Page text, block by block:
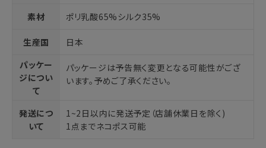
素材 ポリ乳酸65%シルク35%
生産国
日本
パッケー
ジについ
て
パッケージは予告無く変更となる可能性がござ
います。予めご了承ください。
発送につ
いて
1~2日以内に発送予定（店舗休業日を除く)
1点までネコポス可能